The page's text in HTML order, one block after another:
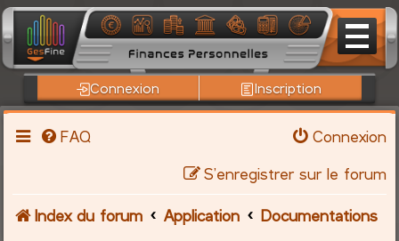
Connexion Inscription
FAQ
Connexion
S’enregistrer sur le forum
Index du forum Application
Documentations